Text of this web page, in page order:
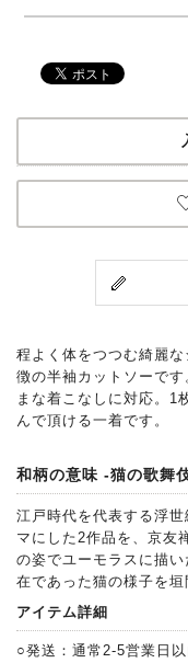
程よく体をつつむ綺麗
徴の半袖カットソーで
まな着こなしに対応。1
んで頂ける一着です。
和柄の意味 -猫の歌舞
江戸時代を代表する浮
マにした2作品を、京友
の姿でユーモラスに描
在であった猫の様子を垣
アイテム詳細
○発送：通常2-5営業日以